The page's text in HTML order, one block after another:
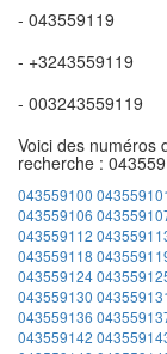
- 043559119
- +3243559119
- 003243559119
Voici des numéros
recherche :
043559100
043559106
043559112
043559118
043559124
043559130
043559136
043559142